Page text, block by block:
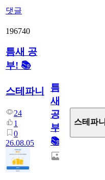
댓글
196740
틈새 공
부! 📚
스테파니
24
1
0
26.08.05
틈
새
공
부!
📚
스테파니